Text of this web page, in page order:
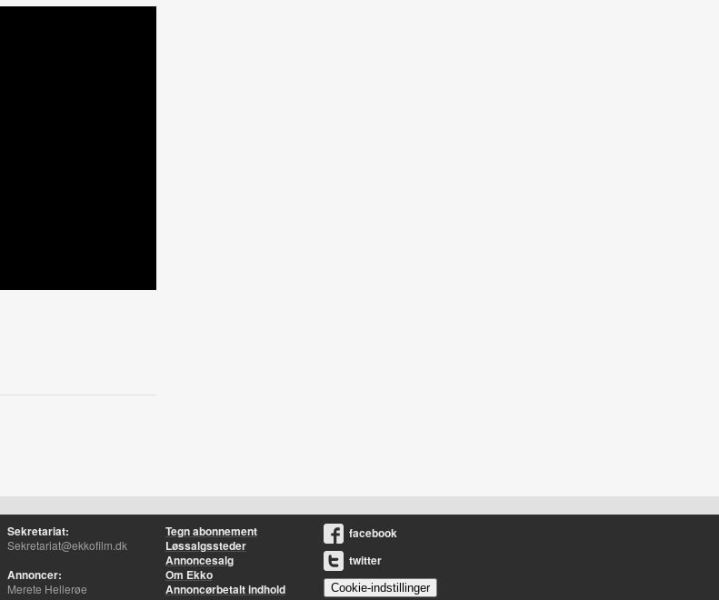
Sekretariat:
Sekretariat@ekkofilm.dk
Annoncer:
Merete Hellerøe
Tegn abonnement
Løssalgssteder
Annoncesalg
Om Ekko
Annoncørbetalt indhold
facebook
twitter
Cookie-indstillinger